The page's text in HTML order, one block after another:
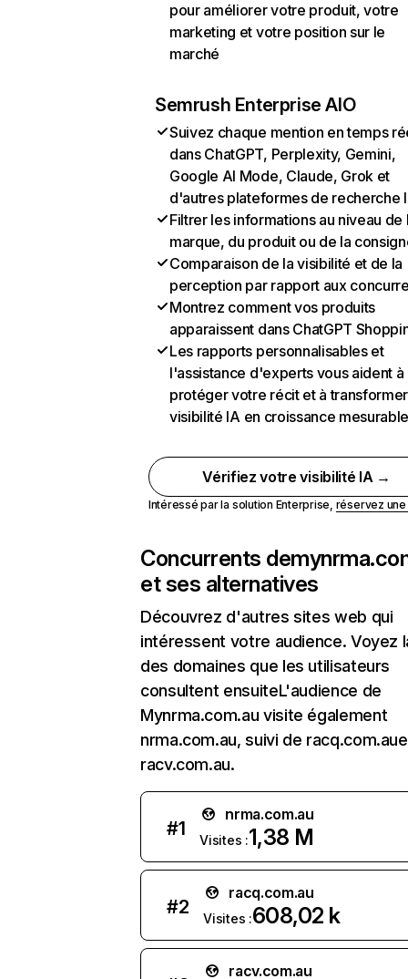
pour améliorer votre produit, votre
marketing et votre position sur le
marché
Semrush Enterprise AIO
Suivez chaque mention en temps
dans ChatGPT, Perplexity, Gemini,
Google AI Mode, Claude, Grok et
d'autres plateformes de recherche
Filtrer les informations au niveau de
marque, du produit ou de la
Comparaison de la visibilité et de la
perception par rapport aux
Montrez comment vos produits
apparaissent dans ChatGPT
Les rapports personnalisables et
l'assistance d'experts vous aident à
protéger votre récit et à
visibilité IA en croissance
Vérifiez votre visibilité IA →
Intéressé par la solution Enterprise, réservez
Concurrents de
et ses alternatives
Découvrez d'autres sites web qui
intéressent votre audience. Voyez
des domaines que les utilisateurs
consultent ensuiteL'audience de
Mynrma.com.au visite également
nrma.com.au, suivi de
racv.com.au.
#1
nrma.com.au
Visites :1,38 M
#2
racq.com.au
Visites :608,02 k
racv.com.au